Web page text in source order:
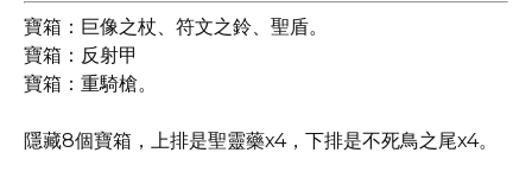
寶箱：巨像之杖、符文之鈴、聖盾。
寶箱：反射甲
寶箱：重騎槍。
隱藏8個寶箱，上排是聖靈藥x4，下排是不死鳥之尾x4。